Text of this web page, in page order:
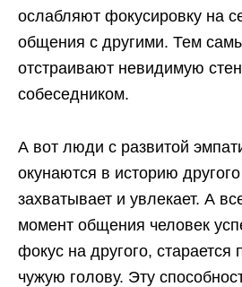
ослабляют фокусировку на
общения с другими. Тем
отстраивают невидимую
собеседником.
А вот люди с развитой
окунаются в историю
захватывает и увлекает. А
момент общения человек
фокус на другого, старается
чужую голову. Эту